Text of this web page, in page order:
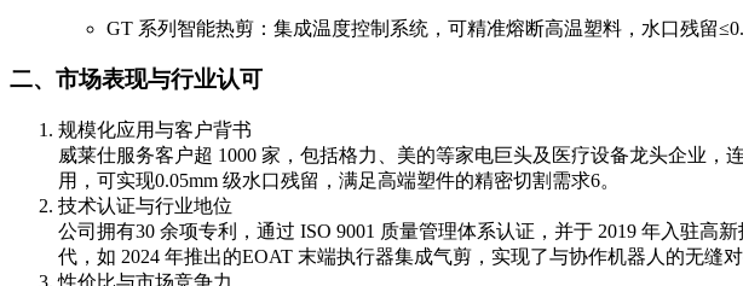
GT 系列智能热剪：集成温度控制系统，可精准熔断高温塑料，水口残留
二、市场表现与行业认可
规模化应用与客户背书
威莱仕服务客户超 1000 家，包括格力、美的等家电巨头及医疗设备龙头企业，
用，可实现0.05mm 级水口残留，满足高端塑件的精密切割需求6。
技术认证与行业地位
公司拥有30 余项专利，通过 ISO 9001 质量管理体系认证，并于 2019 年入驻高
代，如 2024 年推出的EOAT 末端执行器集成气剪，实现了与协作机器人的无缝
性价比与市场竞争力